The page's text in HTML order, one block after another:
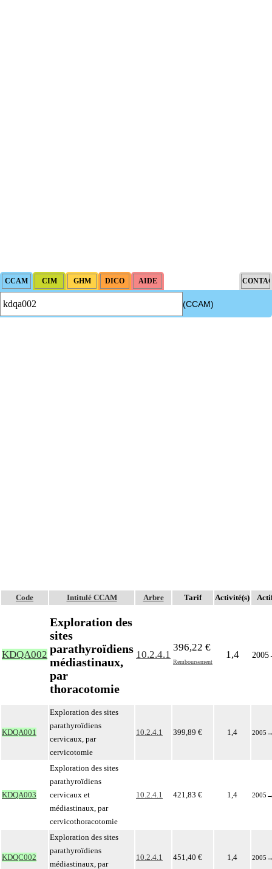
(CCAM)
Code Intitulé CCAM Arbre Tarif Activité(s)
KDQA002
Exploration des
sites
parathyroïdiens
médiastinaux,
par
thoracotomie
10.2.4.1
396,22 €
Remboursement
1,4 2005
KDQA001
Exploration des sites
parathyroïdiens
cervicaux, par
cervicotomie
10.2.4.1 399,89 € 1,4 2005
KDQA003
Exploration des sites
parathyroïdiens
cervicaux et
médiastinaux, par
cervicothoracotomie
10.2.4.1 421,83 € 1,4 2005
KDQC002
Exploration des sites
parathyroïdiens
médiastinaux, par
10.2.4.1 451,40 € 1,4 2005